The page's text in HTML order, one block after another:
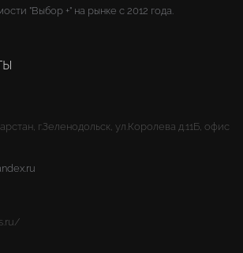
"Выбор +" на рынке с 2012 года.
г.Зеленодольск, ул.Королева д.11Б, офис